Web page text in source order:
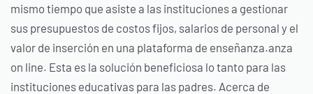
mismo tiempo que asiste a las instituciones a gestionar
sus presupuestos de costos fijos, salarios de personal y el
valor de inserción en una plataforma de enseñanza.anza
on line. Esta es la solución beneficiosa lo tanto para las
instituciones educativas para las padres. Acerca de